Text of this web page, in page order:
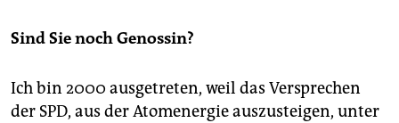
Sind Sie noch Genossin?
Ich bin 2000 ausgetreten, weil das Versprechen
der SPD, aus der Atomenergie auszusteigen, unter